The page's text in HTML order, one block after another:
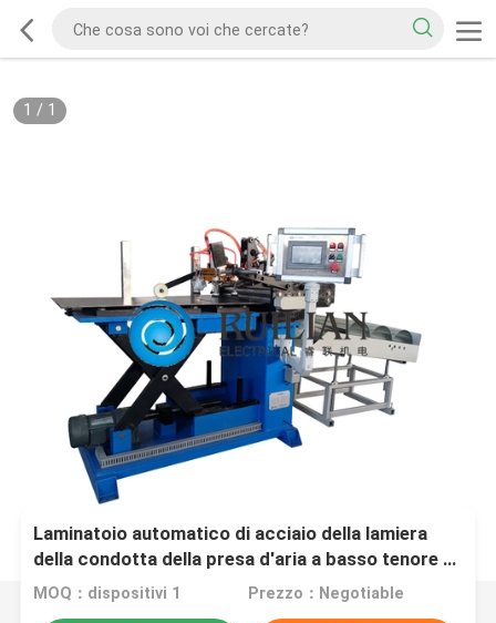
1 / 1
Laminatoio automatico di acciaio della lamiera
della condotta della presa d'aria a basso tenore di
carbonio del laminatoio
MOQ：dispositivi 1 Prezzo：Negotiable